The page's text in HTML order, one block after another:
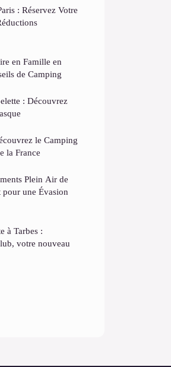
: Réservez Votre
en Famille en
de Camping
: Découvrez
le Camping
la France
Plein Air de
une Évasion
à Tarbes :
votre nouveau